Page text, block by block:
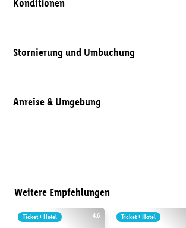
Konditionen
Stornierung und Umbuchung
Anreise & Umgebung
Weitere Empfehlungen
4.6
Ticket + Hotel Ticket + Hotel